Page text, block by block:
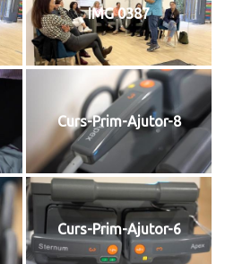
IMG 0387
Curs-Prim-Ajutor-8
Curs-Prim-Ajutor-6